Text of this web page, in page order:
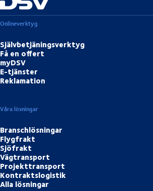
Onlineverktyg
Självbetjäningsverktyg
Få en offert
myDSV
E-tjänster
Reklamation
Våra lösningar
Branschlösningar
Flygfrakt
Sjöfrakt
Vägtransport
Projekttransport
Kontraktslogistik
Alla lösningar